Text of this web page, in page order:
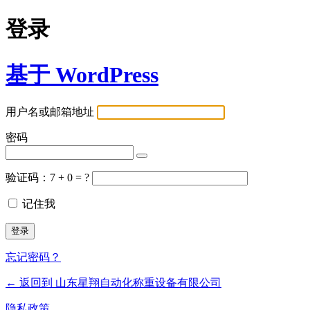
登录
基于 WordPress
用户名或邮箱地址
密码
验证码：7 + 0 = ?
记住我
忘记密码？
← 返回到 山东星翔自动化称重设备有限公司